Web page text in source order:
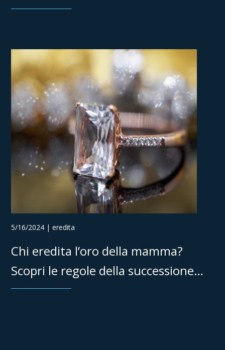
l'Autenticità
5/16/2024 | eredita
Chi eredita l’oro della mamma?
Scopri le regole della successione
familiare